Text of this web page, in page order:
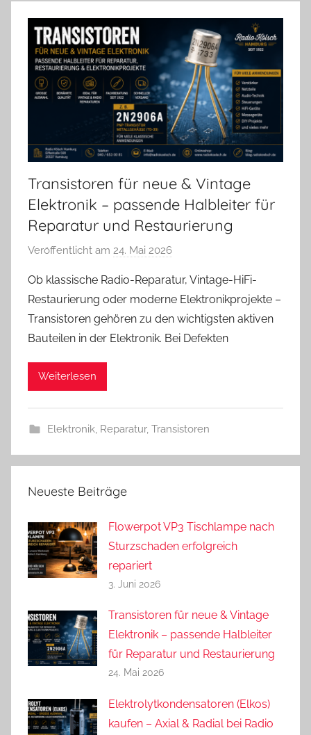
Transistoren für neue & Vintage
Elektronik – passende Halbleiter für
Reparatur und Restaurierung
Veröffentlicht am 24. Mai 2026
n
A
n
d
Ob klassische Radio-Reparatur, Vintage-HiFi-
Restaurierung oder moderne Elektronikprojekte –
Transistoren gehören zu den wichtigsten aktiven
Bauteilen in der Elektronik. Bei Defekten
Weiterlesen
Elektronik, Reparatur, Transistoren
Neueste Beiträge
Flowerpot VP3 Tischlampe nach
Sturzschaden erfolgreich
repariert
3. Juni 2026
Transistoren für neue & Vintage
Elektronik – passende Halbleiter
für Reparatur und Restaurierung
24. Mai 2026
Elektrolytkondensatoren (Elkos)
kaufen – Axial & Radial bei Radio